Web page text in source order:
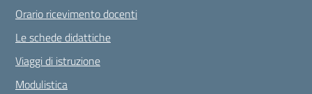
Orario ricevimento docenti
Le schede didattiche
Viaggi di istruzione
Modulistica